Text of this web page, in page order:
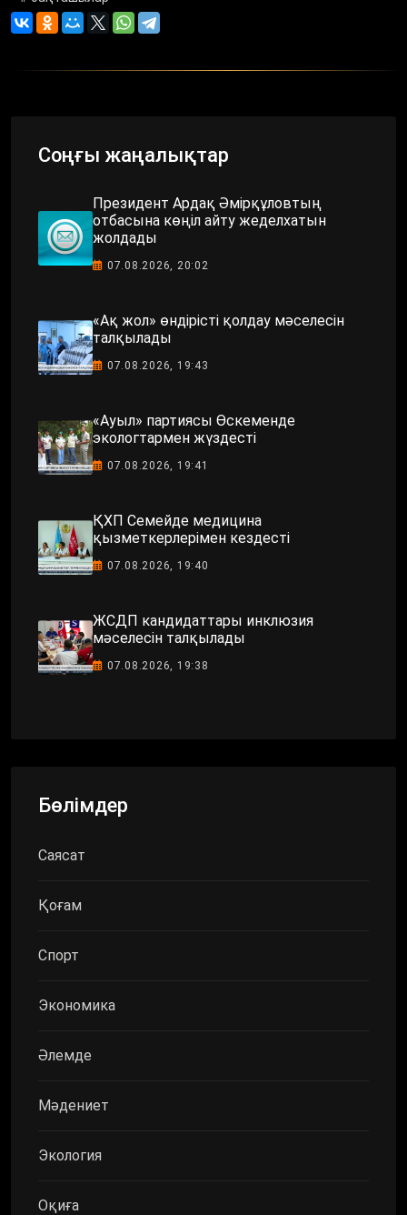
Соңғы жаңалықтар
Президент Ардақ Әмірқұловтың
отбасына көңіл айту жеделхатын
жолдады
07.08.2026, 20:02
«Ақ жол» өндірісті қолдау мәселесін
талқылады
07.08.2026, 19:43
«Ауыл» партиясы Өскеменде
экологтармен жүздесті
07.08.2026, 19:41
ҚХП Семейде медицина
қызметкерлерімен кездесті
07.08.2026, 19:40
ЖСДП кандидаттары инклюзия
мәселесін талқылады
07.08.2026, 19:38
Бөлімдер
Саясат
Қоғам
Спорт
Экономика
Әлемде
Мәдениет
Экология
Оқиға